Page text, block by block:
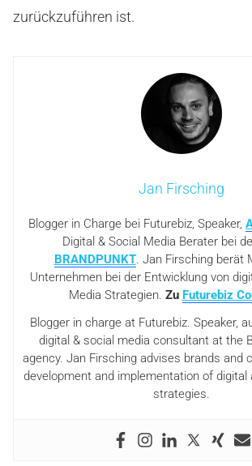
zurückzuführen ist.
Jan Firsching
Blogger in Charge bei Futurebiz, Speaker,
Digital & Social Media Berater bei
BRANDPUNKT. Jan Firsching berät
Unternehmen bei der Entwicklung von
Media Strategien. Zu Futurebiz
Blogger in charge at Futurebiz. Speaker,
digital & social media consultant at the
agency. Jan Firsching advises brands and
development and implementation of digital
strategies.